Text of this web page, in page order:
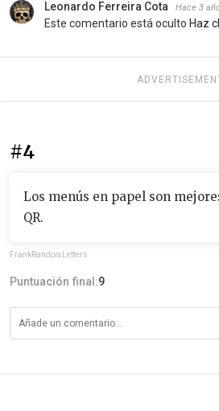
Leonardo Ferreira Cota Hace 3
Este comentario está oculto Haz
#4
Los menús en papel son
QR.
FrankRandomLetters
Puntuación final:9